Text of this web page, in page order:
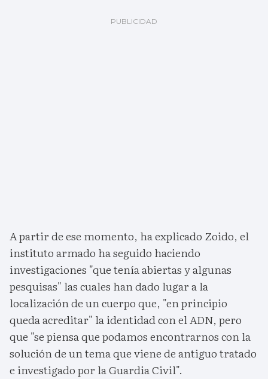
A partir de ese momento, ha explicado Zoido, el
instituto armado ha seguido haciendo
investigaciones "que tenía abiertas y algunas
pesquisas" las cuales han dado lugar a la
localización de un cuerpo que, "en principio
queda acreditar" la identidad con el ADN, pero
que "se piensa que podamos encontrarnos con la
solución de un tema que viene de antiguo tratado
e investigado por la Guardia Civil".